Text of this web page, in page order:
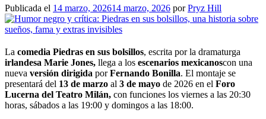
Publicada el 14 marzo, 202614 marzo, 2026 porPryz Hill
La comedia Piedras en sus bolsillos, escrita por la dramaturga
irlandesa Marie Jones, llega a los escenarios mexicanoscon una
nueva versión dirigida porFernando Bonilla. El montaje se
presentará del 13 de marzo al 3 de mayo de 2026 en el Foro
Lucerna del Teatro Milán, con funciones los viernes a las 20:30
horas, sábados a las 19:00 y domingos a las 18:00.